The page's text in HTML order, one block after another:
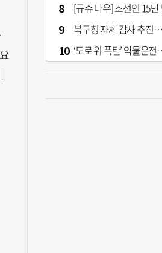
[규슈 나우] 조선인 15만 명 끌려간 치쿠호 탄광
북구청 자체 감사 추진… 더 불붙는
‘도로 위 폭탄’ 약물운전… 휴가철 음주와 병행 단속